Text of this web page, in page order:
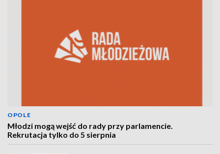
OPOLE
Młodzi mogą wejść do rady przy parlamencie.
Rekrutacja tylko do 5 sierpnia